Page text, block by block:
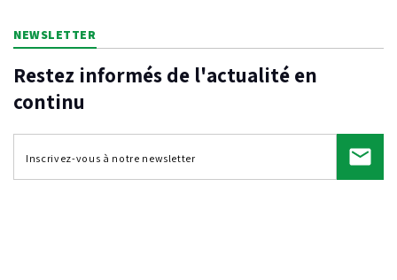
NEWSLETTER
Restez informés de l'actualité en
continu